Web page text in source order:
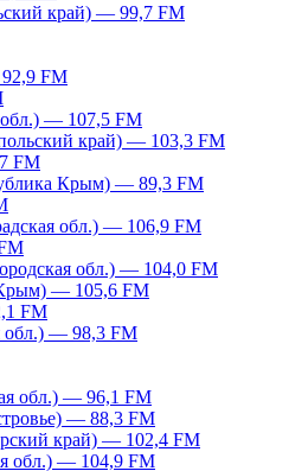
край) — 99,7 FM
FM
обл.) — 107,5 FM
край) — 103,3 FM
FM
Крым) — 89,3 FM
обл.) — 106,9 FM
обл.) — 104,0 FM
— 105,6 FM
FM
обл.) — 98,3 FM
обл.) — 96,1 FM
— 88,3 FM
край) — 102,4 FM
обл.) — 104,9 FM